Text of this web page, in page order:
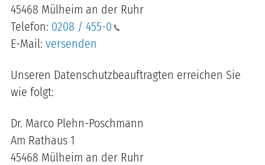
45468 Mülheim an der Ruhr
Telefon: 0208 / 455-0
E-Mail: versenden
Unseren Datenschutzbeauftragten erreichen Sie
wie folgt:
Dr. Marco Plehn-Poschmann
Am Rathaus 1
45468 Mülheim an der Ruhr